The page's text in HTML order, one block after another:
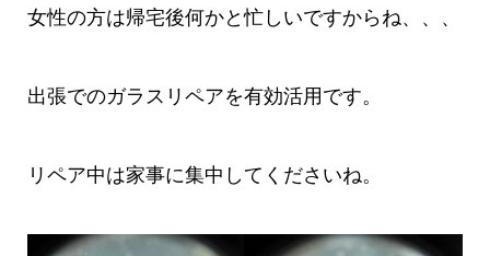
女性の方は帰宅後何かと忙しいですからね、、、
出張でのガラスリペアを有効活用です。
リペア中は家事に集中してくださいね。